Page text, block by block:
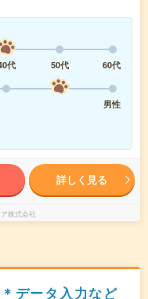
代 50代
60代
男性
詳しく見る
株式会社
データ入力など